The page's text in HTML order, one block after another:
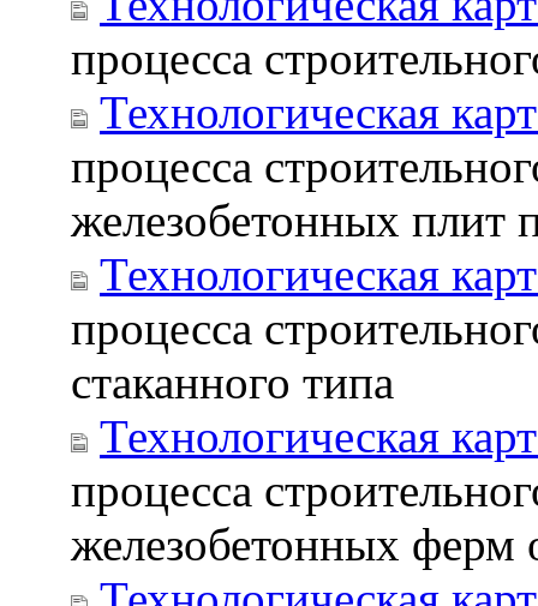
процесса
Технологическая
процесса
железобетонных плит
Технологическая
процесса
стаканного типа
Технологическая
процесса
железобетонных ферм